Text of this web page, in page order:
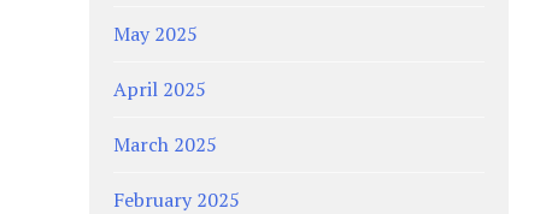
May 2025
April 2025
March 2025
February 2025